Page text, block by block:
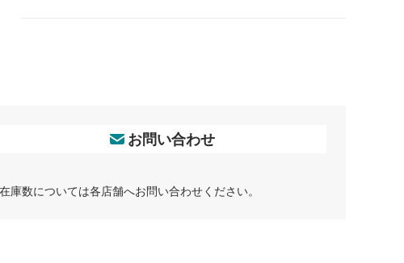
お問い合わせ
数については各店舗へお問い合わせください。